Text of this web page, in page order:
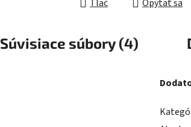
Tlač Opýtať sa
Súvisiace súbory (4)